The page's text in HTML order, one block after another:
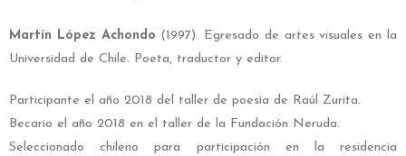
Martín López Achondo (1997). Egresado de artes visuales en la
Universidad de Chile. Poeta, traductor y editor.
Participante el año 2018 del taller de poesía de Raúl Zurita.
Becario el año 2018 en el taller de la Fundación Neruda.
Seleccionado chileno para participación en la residencia